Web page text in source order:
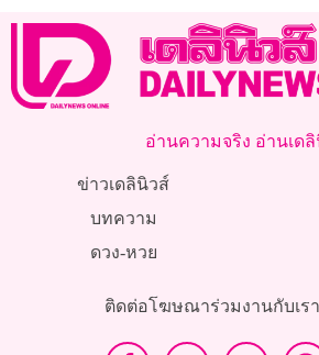
อ่านความจริง อ่านเด
ข่าวเดลินิวส์
บทความ
ดวง-หวย
ติดต่อโฆษณาร่วมงานกับเรา